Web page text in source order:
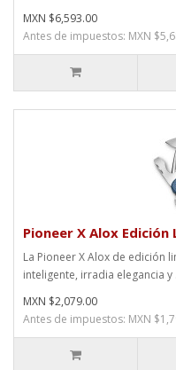
MXN $6,593.00
Antes de impuestos: MXN
Pioneer X Alox
La Pioneer X Alox de edición
inteligente, irradia elegancia y
MXN $2,079.00
Antes de impuestos: MXN